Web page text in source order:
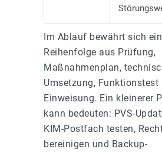
Im Ablauf bewährt sich
Reihenfolge aus Prüfung,
Maßnahmenplan,
Umsetzung, Funktionstest
Einweisung. Ein kleinerer
kann bedeuten: PVS-
KIM-Postfach testen,
bereinigen und Backup-